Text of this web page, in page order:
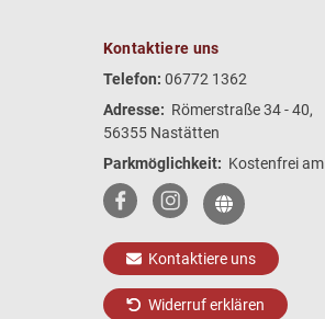
Kontaktiere uns
Telefon: 06772 1362
Adresse: Römerstraße 34 - 40,
56355 Nastätten
Parkmöglichkeit: Kostenfrei
Kontaktiere uns
Widerruf erklären